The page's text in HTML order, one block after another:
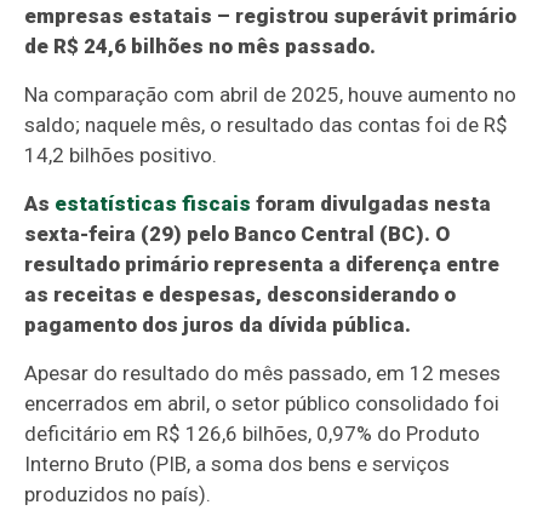
empresas estatais – registrou superávit primário
de R$ 24,6 bilhões no mês passado.
Na comparação com abril de 2025, houve aumento no
saldo; naquele mês, o resultado das contas foi de R$
14,2 bilhões positivo.
As estatísticas fiscais foram divulgadas nesta
sexta-feira (29) pelo Banco Central (BC). O
resultado primário representa a diferença entre
as receitas e despesas, desconsiderando o
pagamento dos juros da dívida pública.
Apesar do resultado do mês passado, em 12 meses
encerrados em abril, o setor público consolidado foi
deficitário em R$ 126,6 bilhões, 0,97% do Produto
Interno Bruto (PIB, a soma dos bens e serviços
produzidos no país).